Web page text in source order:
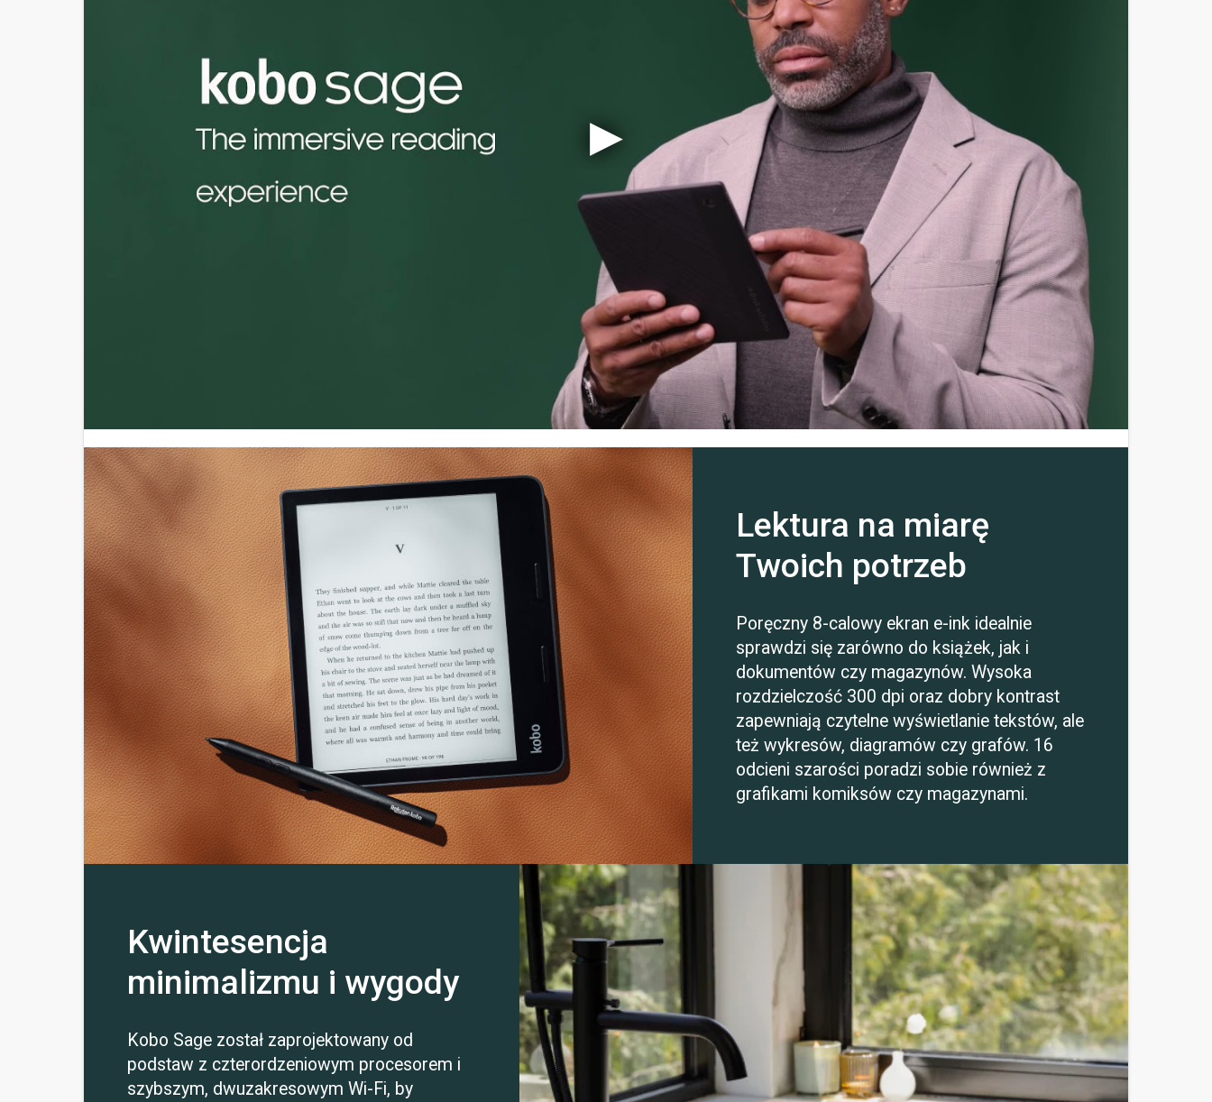
Lektura na miarę
Twoich potrzeb
Poręczny 8-calowy ekran e-ink idealnie
sprawdzi się zarówno do książek, jak i
dokumentów czy magazynów. Wysoka
rozdzielczość 300 dpi oraz dobry kontrast
zapewniają czytelne wyświetlanie tekstów, ale
też wykresów, diagramów czy grafów. 16
odcieni szarości poradzi sobie również z
grafikami komiksów czy magazynami.
Kwintesencja
minimalizmu i wygody
Kobo Sage został zaprojektowany od
podstaw z czterordzeniowym procesorem i
szybszym, dwuzakresowym Wi-Fi, by